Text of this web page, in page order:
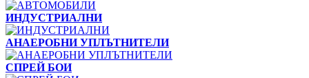
ИНДУСТРИАЛНИ
АНАЕРОБНИ УПЛЪТНИТЕЛИ
СПРЕЙ БОИ